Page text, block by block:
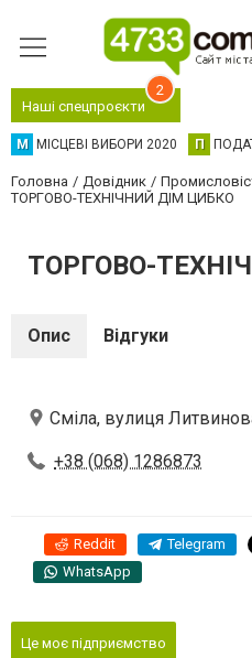
Наші спецпроєкти
2
М МІСЦЕВІ ВИБОРИ 2020 П
Головна Довідник
ТОРГОВО-ТЕХНІЧНИЙ ДІМ ЦИБКО
ТОРГОВО-
Опис Відгуки
Сміла, вулиця
+38 (068) 1286873
Reddit Telegram
WhatsApp
Це моє підприємство